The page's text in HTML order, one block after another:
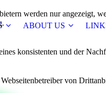
ABOUT US
werden nur angezeigt,
konsistenten und der
von